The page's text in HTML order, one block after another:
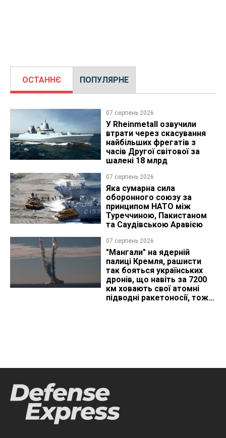
ОСТАННЄ ПОПУЛЯРНЕ
07 серпень 2026
У Rheinmetall озвучили
втрати через скасування
найбільших фрегатів з
часів Другої світової за
шалені 18 млрд
07 серпень 2026
Яка сумарна сила
оборонного союзу за
принципом НАТО між
Туреччиною, Пакистаном
та Саудівською Аравією
07 серпень 2026
"Мангали" на ядерній
палиці Кремля, рашисти
так бояться українських
дронів, що навіть за 7200
км ховають свої атомні
підводні ракетоносії, тож